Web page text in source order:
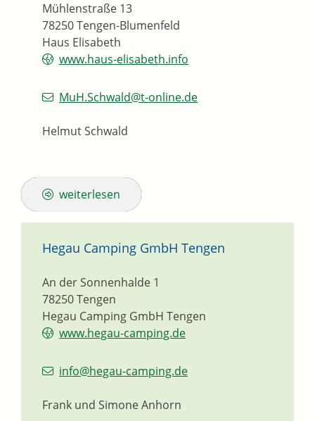
Haus Elisabeth
Mühlenstraße 13
78250Tengen-Blumenfeld
www.haus-elisabeth.info
MuH.Schwald@t-online.de
Helmut Schwald
weiterlesen
Hegau Camping GmbH Tengen
Hegau Camping GmbH Tengen
An der Sonnenhalde 1
78250Tengen
www.hegau-camping.de
info@hegau-camping.de
Frank und SimoneAnhorn